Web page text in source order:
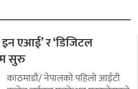
इन एआई’ र ‘डिजिटल
सुरु
काठमाडौं/ नेपालको पहिलो आईटी